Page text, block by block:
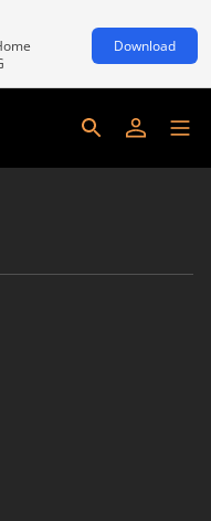
Download